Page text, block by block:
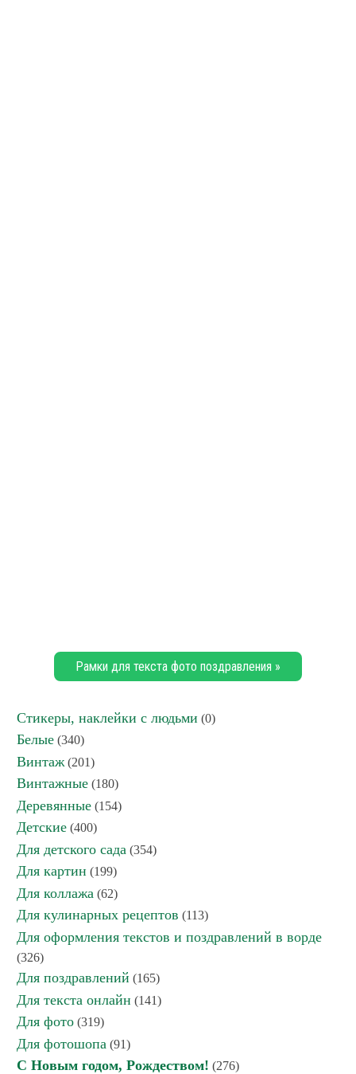
Рамки для текста фото поздравления »
Стикеры, наклейки с людьми (0)
Белые (340)
Винтаж (201)
Винтажные (180)
Деревянные (154)
Детские (400)
Для детского сада (354)
Для картин (199)
Для коллажа (62)
Для кулинарных рецептов (113)
Для оформления текстов и поздравлений в ворде
(326)
Для поздравлений (165)
Для текста онлайн (141)
Для фото (319)
Для фотошопа (91)
С Новым годом, Рождеством! (276)